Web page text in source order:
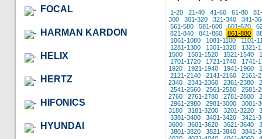
FOCAL
HARMAN KARDON
HELIX
HERTZ
HIFONICS
HYUNDAI
1-20 21-40 41-60 61-80
300
301-320 321-340
341-
561-580
581-600 601-620
821-840
841-860 861-880
1061-1080
1081-1100
1101-
1281-1300
1301-1320
1321-
1500
1501-1520 1521-1540
1701-1720
1721-1740
1741-
1920
1921-1940 1941-1960
2121-2140
2141-2160
2161-
2340
2341-2360 2361-2380
2541-2560
2561-2580
2581-
2760
2761-2780 2781-2800
2961-2980
2981-3000
3001-
3180
3181-3200 3201-3220
3381-3400
3401-3420
3421-
3600
3601-3620 3621-3640
3801-3820
3821-3840
3841-